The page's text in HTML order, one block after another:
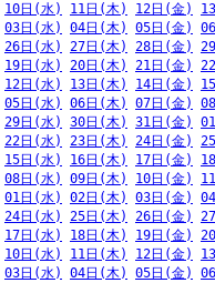
10日(水) 11日(木) 12日(金)
03日(水) 04日(木) 05日(金)
26日(水) 27日(木) 28日(金)
19日(水) 20日(木) 21日(金)
12日(水) 13日(木) 14日(金)
05日(水) 06日(木) 07日(金)
29日(水) 30日(木) 31日(金)
22日(水) 23日(木) 24日(金)
15日(水) 16日(木) 17日(金)
08日(水) 09日(木) 10日(金)
01日(水) 02日(木) 03日(金)
24日(水) 25日(木) 26日(金)
17日(水) 18日(木) 19日(金)
10日(水) 11日(木) 12日(金)
03日(水) 04日(木) 05日(金)